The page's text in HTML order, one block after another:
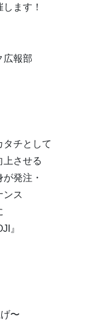
ます！
広報部
タチとして
上させる
発注・
ンス
』
〜